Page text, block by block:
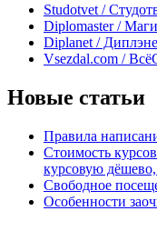
Studotvet /
Diplomaster /
Diplanet /
Vsezdal.com /
Новые статьи
Правила
Стоимость
курсовую дёшево,
Свободное
Особенности